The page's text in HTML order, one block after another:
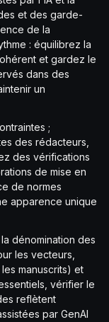
et des garde-
de la
: équilibrez la
et gardez le
dans des
un
;
des rédacteurs,
des vérifications
de mise en
de normes
apparence unique
dénomination des
les vecteurs,
manuscrits) et
vérifier le
reflètent
par GenAI